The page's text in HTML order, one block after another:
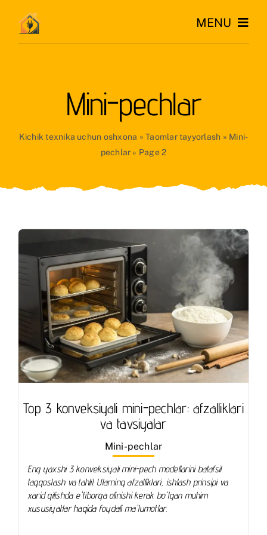
content
MENU
Go’zallik
RU
Mini-pechlar
Kichik texnika uchun oshxona »Taomlar tayyorlash » Mini-
pechlar » Page 2
Top 3 konveksiyali mini-pechlar: afzalliklari
va tavsiyalar
Mini-pechlar
Eng yaxshi 3 konveksiyali mini-pech modellarini batafsil
taqqoslash va tahlil. Ularning afzalliklari, ishlash prinsipi va
xarid qilishda e'tiborga olinishi kerak bo'lgan muhim
xususiyatlar haqida foydali ma'lumotlar.